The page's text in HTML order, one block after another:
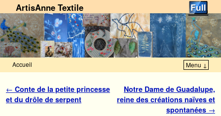
ArtisAnne Textile
Accueil Menu ↓
Navigation des articles
← Conte de la petite princesse
et du drôle de serpent
Notre Dame de Guadalupe,
reine des créations naïves et
spontanées →